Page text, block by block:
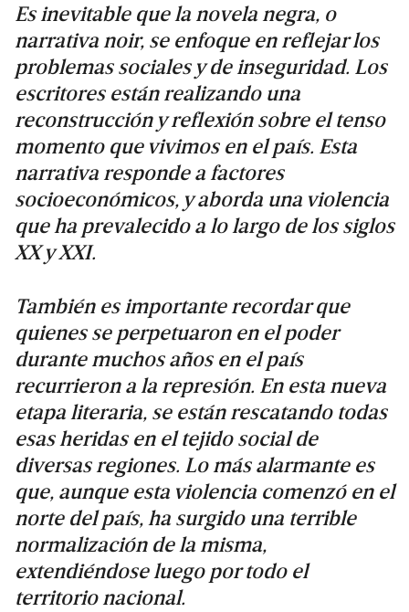
Es inevitable que la novela negra, o
narrativa noir, se enfoque en reflejar los
problemas sociales y de inseguridad. Los
escritores están realizando una
reconstrucción y reflexión sobre el tenso
momento que vivimos en el país. Esta
narrativa responde a factores
socioeconómicos, y aborda una violencia
que ha prevalecido a lo largo de los siglos
XX y XXI.
También es importante recordar que
quienes se perpetuaron en el poder
durante muchos años en el país
recurrieron a la represión. En esta nueva
etapa literaria, se están rescatando todas
esas heridas en el tejido social de
diversas regiones. Lo más alarmante es
que, aunque esta violencia comenzó en el
norte del país, ha surgido una terrible
normalización de la misma,
extendiéndose luego por todo el
territorio nacional.